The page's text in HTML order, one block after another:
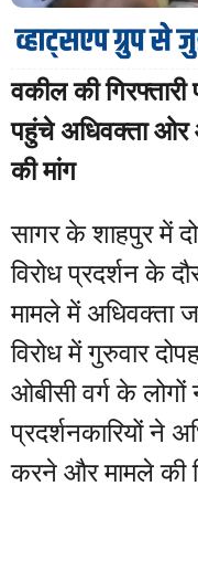
वकील की
पहुंचे अधिवक्ता ओर
की मांग
सागर के शाहपुर में
विरोध प्रदर्शन के
मामले में अधिवक्ता
विरोध में गुरुवार
ओबीसी वर्ग के लोगों
प्रदर्शनकारियों ने
करने और मामले की